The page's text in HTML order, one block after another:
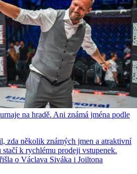
na hradě. Ani známá jména podle
zda několik známých jmen a atraktivní
k rychlému prodeji vstupenek.
o Václava Siváka i Joiltona